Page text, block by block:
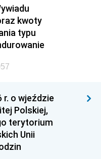
kwoty
typu
r. o wjeździe
Polskiej,
terytorium
Unii